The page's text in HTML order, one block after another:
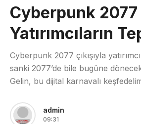
Cyberpunk 2077
Yatırımcıların
Cyberpunk 2077 çıkışıyla
sanki 2077’de bile bugüne
Gelin, bu dijital karnavalı
admin
09:31